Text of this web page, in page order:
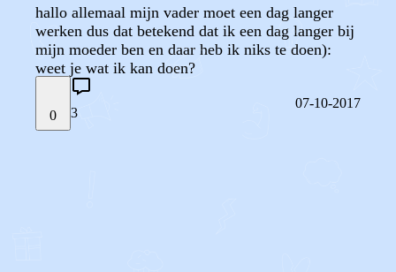
hallo allemaal mijn vader moet een dag langer
werken dus dat betekend dat ik een dag langer bij
mijn moeder ben en daar heb ik niks te doen):
weet je wat ik kan doen?
0 3
07-10-2017